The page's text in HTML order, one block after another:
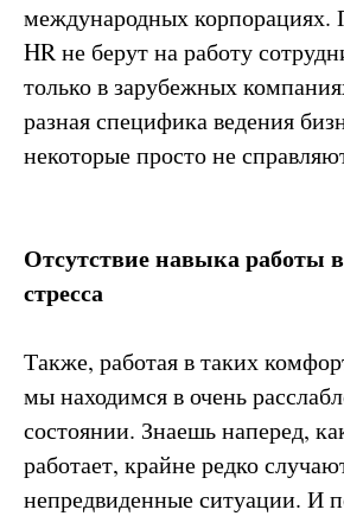
международных корпорациях.
HR не берут на работу
только в зарубежных
разная специфика ведения
некоторые просто не
Отсутствие навыка работы
стресса
Также, работая в таких
мы находимся в очень
состоянии. Знаешь наперед,
работает, крайне редко
непредвиденные ситуации. И